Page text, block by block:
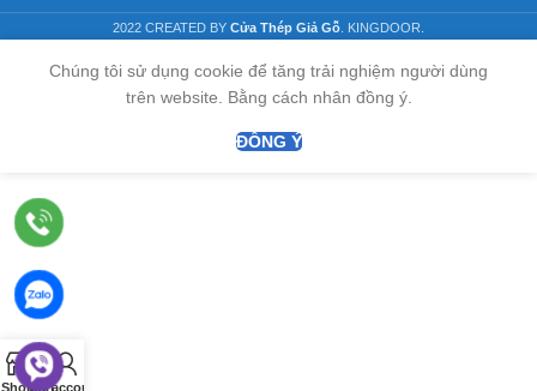
2022 CREATED BY Cửa Thép Giả Gỗ . KINGDOOR.
Chúng tôi sử dụng cookie để tăng trải nghiệm người dùng
trên website. Bằng cách nhân đồng ý.
ĐỒNG Ý
Shop
0
Cart
My account